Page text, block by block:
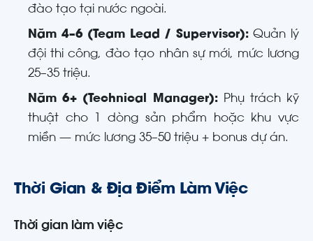
đào tạo tại nước ngoài.
Năm 4–6 (Team Lead / Supervisor):Quản lý
đội thi công, đào tạo nhân sự mới, mức lương
25–35 triệu.
Năm 6+ (Technical Manager):Phụ trách kỹ
thuật cho 1 dòng sản phẩm hoặc khu vực
miền — mức lương 35–50 triệu + bonus dự án.
Thời Gian & Địa Điểm Làm Việc
Thời gian làm việc